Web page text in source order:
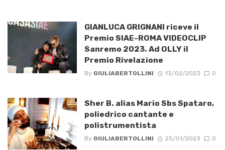
GIANLUCA GRIGNANI riceve il
Premio SIAE-ROMA VIDEOCLIP
Sanremo 2023. Ad OLLY il
Premio Rivelazione
By GIULIABERTOLLINI 13/02/2023 0
Sher B. alias Mario Sbs Spataro,
poliedrico cantante e
polistrumentista
By GIULIABERTOLLINI 25/01/2023 0